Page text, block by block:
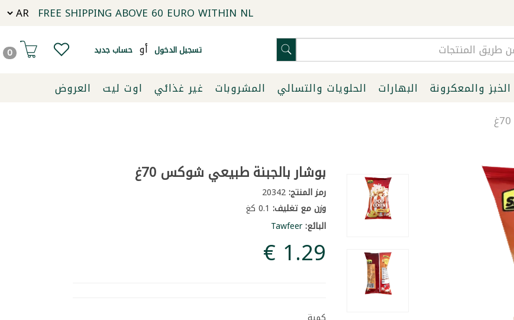
FREE SHIPPING ABOVE 60 EURO WITHIN NL
تسجيل الدخول أو حساب جديد 0
الخبز والمعكرونة البهارات الحلويات والتسالي المشروبات غير غذائي اوت ليت
العروض
بوشار بالجبنة طبيعي شوكس 70غ
رمز المنتج:20342
وزن مع تغليف:0.1 كغ
البائع:Tawfeer